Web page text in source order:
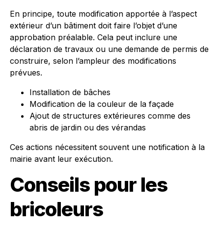
En principe, toute modification apportée à l’aspect
extérieur d’un bâtiment doit faire l’objet d’une
approbation préalable. Cela peut inclure une
déclaration de travaux ou une demande de permis de
construire, selon l’ampleur des modifications
prévues.
Installation de bâches
Modification de la couleur de la façade
Ajout de structures extérieures comme des
abris de jardin ou des vérandas
Ces actions nécessitent souvent une notification à la
mairie avant leur exécution.
Conseils pour les
bricoleurs